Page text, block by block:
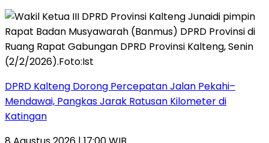
DPRD Kalteng Dorong Percepatan Jalan Pekahi–
Mendawai, Pangkas Jarak Ratusan Kilometer di
Katingan